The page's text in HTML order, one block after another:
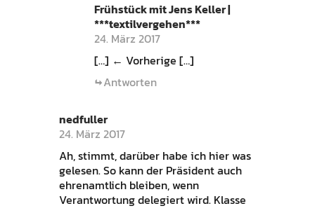
Frühstück mit Jens Keller |
***textilvergehen***
24. März 2017
[…] ← Vorherige […]
Antworten
nedfuller
24. März 2017
Ah, stimmt, darüber habe ich hier was
gelesen. So kann der Präsident auch
ehrenamtlich bleiben, wenn
Verantwortung delegiert wird. Klasse